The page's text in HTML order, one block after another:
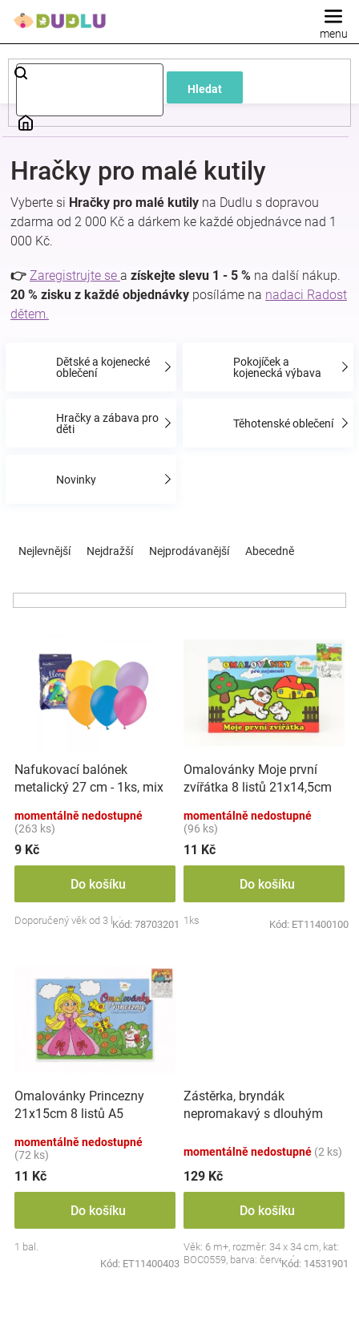
Hledat
Dětské
a
Pokojíček
a
kojenecká
Těhotenské
oblečení
Novinky
Blog
Hračkářství
Přihlášení
Hračky pro malé kutily
Vyberte si Hračky pro malé kutily na Dudlu s dopravou
zdarma od 2 000 Kč a dárkem ke každé objednávce nad 1
000 Kč.
👉 Zaregistrujte se a získejte slevu 1 - 5 % na další nákup.
20 % zisku z každé objednávky posíláme na nadaci Radost
dětem.
Dětské a kojenecké
oblečení
Pokojíček a
kojenecká výbava
Hračky a zábava pro
děti
Těhotenské oblečení
Novinky
ů
Nejlevnější Nejdražší Nejprodávanější Abecedně
o
d
u
k
ů
Nafukovací balónek
metalický 27 cm - 1ks, mix
momentálně nedostupné
(263 ks)
9 Kč
Do košíku
Doporučený věk od 3 letKód: 78703201
Omalovánky Moje první
zvířátka 8 listů 21x14,5cm
momentálně nedostupné
(96 ks)
11 Kč
Do košíku
1ks Kód: ET11400100
Omalovánky Princezny
21x15cm 8 listů A5
momentálně nedostupné
(72 ks)
11 Kč
Do košíku
1 bal.
Kód: ET11400403
Zástěrka, bryndák
nepromakavý s dlouhým
momentálně nedostupné (2 ks)
129 Kč
Do košíku
Věk: 6 m+, rozměr: 34 x 34 cm, kat:
BOC0559, barva: červená
Kód: 14531901